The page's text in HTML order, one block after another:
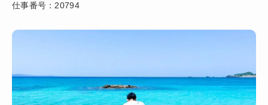
仕事番号： 20794